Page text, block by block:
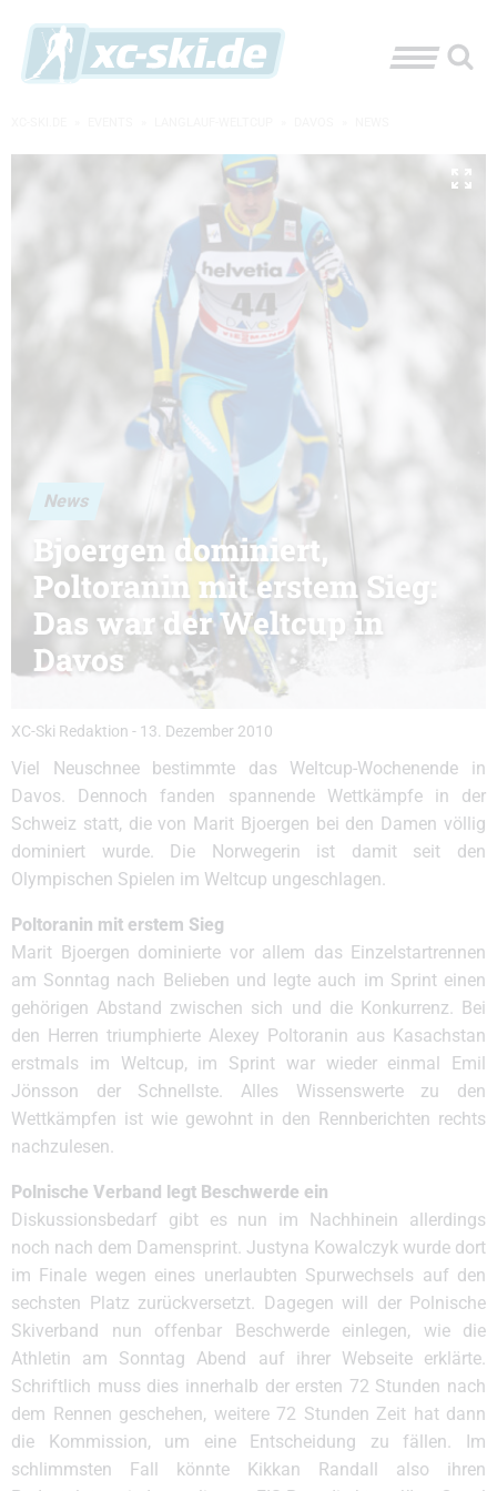
News
Bjoergen dominiert,
Poltoranin mit erstem Sieg:
Das war der Weltcup in
Davos
XC-Ski Redaktion - 13. Dezember 2010
Viel Neuschnee bestimmte das Weltcup-Wochenende in
Davos. Dennoch fanden spannende Wettkämpfe in der
Schweiz statt, die von Marit Bjoergen bei den Damen völlig
dominiert wurde. Die Norwegerin ist damit seit den
Olympischen Spielen im Weltcup ungeschlagen.
Poltoranin mit erstem Sieg
Marit Bjoergen dominierte vor allem das Einzelstartrennen
am Sonntag nach Belieben und legte auch im Sprint einen
gehörigen Abstand zwischen sich und die Konkurrenz. Bei
den Herren triumphierte Alexey Poltoranin aus Kasachstan
erstmals im Weltcup, im Sprint war wieder einmal Emil
Jönsson der Schnellste. Alles Wissenswerte zu den
Wettkämpfen ist wie gewohnt in den Rennberichten rechts
nachzulesen.
Polnische Verband legt Beschwerde ein
Diskussionsbedarf gibt es nun im Nachhinein allerdings
noch nach dem Damensprint. Justyna Kowalczyk wurde dort
im Finale wegen eines unerlaubten Spurwechsels auf den
sechsten Platz zurückversetzt. Dagegen will der Polnische
Skiverband nun offenbar Beschwerde einlegen, wie die
Athletin am Sonntag Abend auf ihrer Webseite erklärte.
Schriftlich muss dies innerhalb der ersten 72 Stunden nach
dem Rennen geschehen, weitere 72 Stunden Zeit hat dann
die Kommission, um eine Entscheidung zu fällen. Im
schlimmsten Fall könnte Kikkan Randall also ihren